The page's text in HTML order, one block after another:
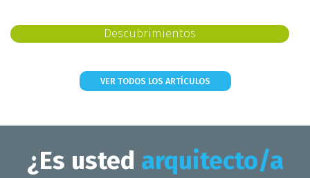
Descubrimientos
VER TODOS LOS ARTÍCULOS
¿Es usted arquitecto/a